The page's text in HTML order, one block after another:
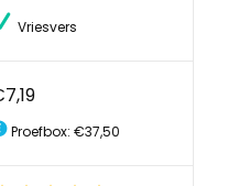
Vriesvers
Proefbox: €37,50